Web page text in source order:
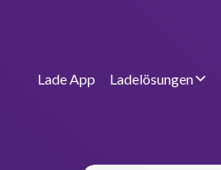
Lade App Ladelösungen